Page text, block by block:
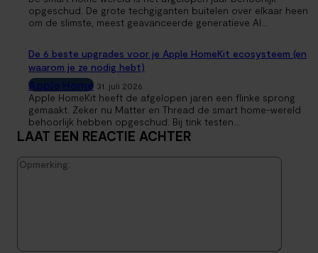
opgeschud. De grote techgiganten buitelen over elkaar heen
om de slimste, meest geavanceerde generatieve AI...
De 6 beste upgrades voor je Apple HomeKit ecosysteem (en
waarom je ze nodig hebt)
Apple Home 31. juli 2026
Apple HomeKit heeft de afgelopen jaren een flinke sprong
gemaakt. Zeker nu Matter en Thread de smart home-wereld
behoorlijk hebben opgeschud. Bij tink testen...
LAAT EEN REACTIE ACHTER